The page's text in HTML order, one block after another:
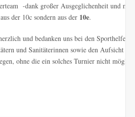
-dank großer Ausgeglichenheit und mit
der 10c sondern aus der 10e.
und bedanken uns bei den Sporthelfern
und Sanitäterinnen sowie den Aufsicht
ohne die ein solches Turnier nicht